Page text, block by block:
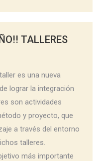
TALLERES
es una nueva
lograr la integración
son actividades
y proyecto, que
a través del entorno
talleres.
más importante